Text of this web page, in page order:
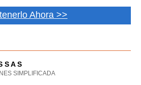
Ahora >>
S A S
SIMPLIFICADA